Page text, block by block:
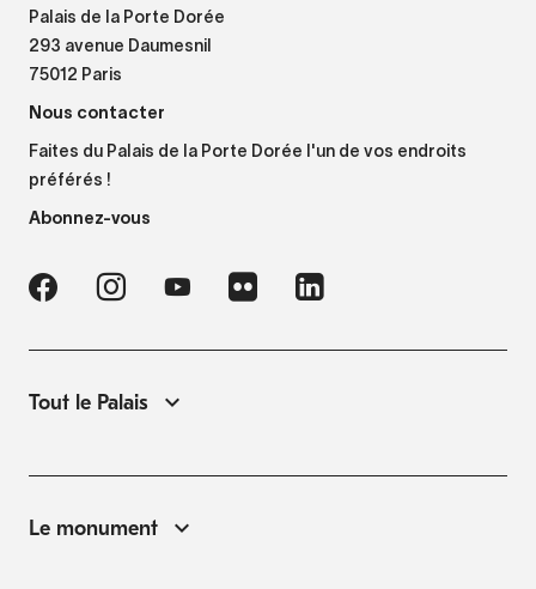
Palais de la Porte Dorée
293 avenue Daumesnil
75012 Paris
Nous contacter
Faites du Palais de la Porte Dorée l'un de vos endroits
préférés !
Abonnez-vous
Tout le Palais
Le monument